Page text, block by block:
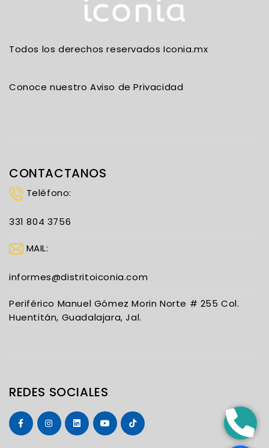
Todos los derechos reservados Iconia.mx
Conoce nuestro Aviso de Privacidad
CONTACTANOS
Teléfono:
331 804 3756
MAIL:
informes@distritoiconia.com
Periférico Manuel Gómez Morin Norte # 255 Col.
Huentitán, Guadalajara, Jal.
REDES SOCIALES